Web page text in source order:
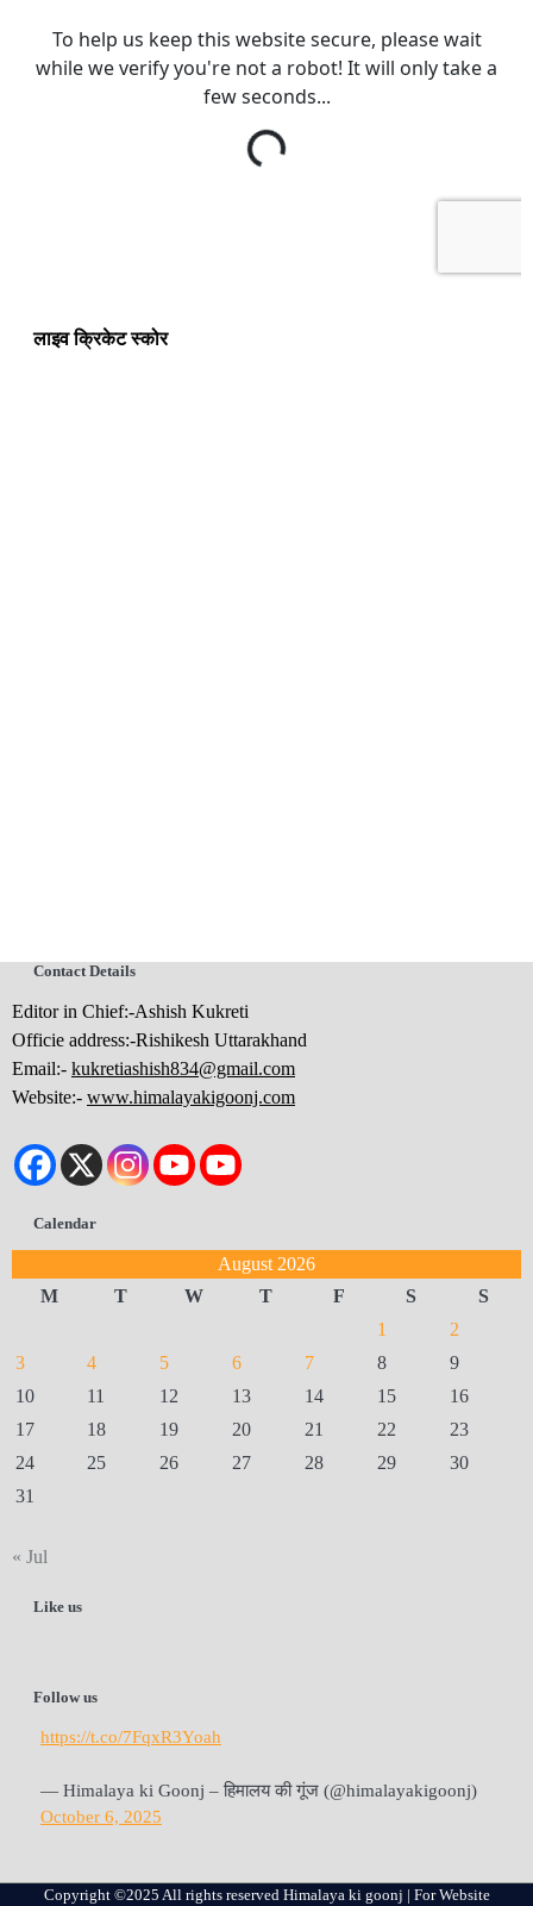
लाइव क्रिकेट स्कोर
Contact Details
Editor in Chief:-Ashish Kukreti
Officie address:-Rishikesh Uttarakhand
Email:- kukretiashish834@gmail.com
Website:- www.himalayakigoonj.com
Calendar
August 2026
M
T W T F S
S
1
2
3
4 5 6 7 8
9
10
11 12 13 14 15
16
17
18 19 20 21 22
23
24
25 26 27 28 29
30
31
« Jul
Like us
Follow us
https://t.co/7FqxR3Yoah
— Himalaya ki Goonj – हिमालय की गूंज (@himalayakigoonj)
October 6, 2025
Copyright ©2025 All rights reserved Himalaya ki goonj | For Website